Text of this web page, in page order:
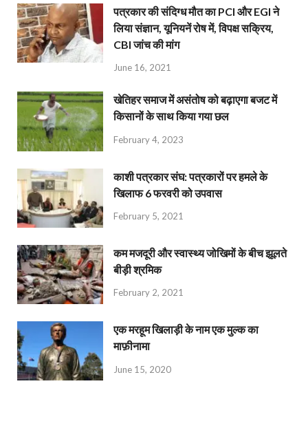
पत्रकार की संदिग्ध मौत का PCI और EGI ने
लिया संज्ञान, यूनियनें रोष में, विपक्ष सक्रिय,
CBI जांच की मांग
June 16, 2021
खेतिहर समाज में असंतोष को बढ़ाएगा बजट में
किसानों के साथ किया गया छल
February 4, 2023
काशी पत्रकार संघ: पत्रकारों पर हमले के
खिलाफ 6 फरवरी को उपवास
February 5, 2021
कम मजदूरी और स्वास्थ्य जोखिमों के बीच झूलते
बीड़ी श्रमिक
February 2, 2021
एक मरहूम खिलाड़ी के नाम एक मुल्क का
माफ़ीनामा
June 15, 2020